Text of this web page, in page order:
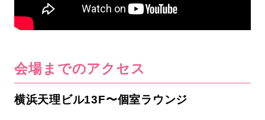
会場までのアクセス
横浜天理ビル13F〜個室ラウンジ